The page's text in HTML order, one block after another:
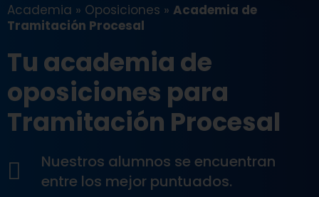
Academia » Oposiciones » Academia de
Tramitación Procesal
Tu academia de
oposiciones para
Tramitación Procesal
Nuestros alumnos se encuentran
entre los mejor puntuados.